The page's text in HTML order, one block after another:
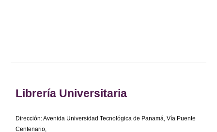
Librería Universitaria
Dirección: Avenida Universidad Tecnológica de Panamá, Vía Puente
Centenario,